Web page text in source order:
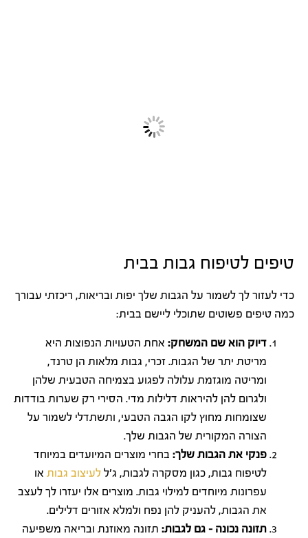
טיפים לטיפוח גבות בבית
כדי לעזור לך לשמור על הגבות שלך יפות ובריאות, ריכזתי עבורך
כמה טיפים פשוטים שתוכלי ליישם בבית:
דיוק הוא שם המשחק: אחת הטעויות הנפוצות היא
מריטת יתר של הגבות. זכרי, גבות מלאות הן טרנד,
ומריטה מוגזמת עלולה לפגוע בצמיחה הטבעית שלהן
ולגרום להן להיראות דלילות מדי. הסירי רק שערות בודדות
שצומחות מחוץ לקו הגבה הטבעי, ותשתדלי לשמור על
הצורה המקורית של הגבות שלך.
פנקי את הגבות שלך: בחרי מוצרים המיועדים במיוחד
לטיפוח גבות, כגון מסקרה לגבות, ג'ל לעיצוב גבות או
עפרונות מיוחדים למילוי גבות. מוצרים אלו יעזרו לך לעצב
את הגבות, להעניק להן נפח ולמלא אזורים דלילים.
תזונה נכונה – גם לגבות: תזונה מאוזנת ובריאה משפיעה